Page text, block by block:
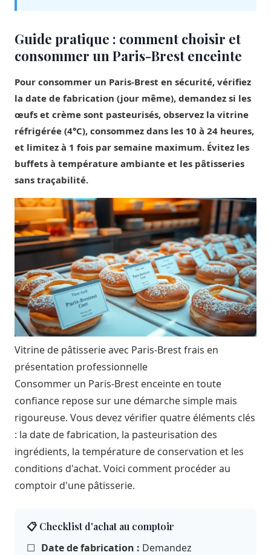
Guide pratique : comment choisir et
consommer un Paris-Brest enceinte
Pour consommer un Paris-Brest en sécurité, vérifiez
la date de fabrication (jour même), demandez si les
œufs et crème sont pasteurisés, observez la vitrine
réfrigérée (4°C), consommez dans les 10 à 24 heures,
et limitez à 1 fois par semaine maximum. Évitez les
buffets à température ambiante et les pâtisseries
sans traçabilité.
Vitrine de pâtisserie avec Paris-Brest frais en
présentation professionnelle
Consommer un Paris-Brest enceinte en toute
confiance repose sur une démarche simple mais
rigoureuse. Vous devez vérifier quatre éléments clés
: la date de fabrication, la pasteurisation des
ingrédients, la température de conservation et les
conditions d'achat. Voici comment procéder au
comptoir d'une pâtisserie.
📋 Checklist d'achat au comptoir
☐ Date de fabrication : Demandez